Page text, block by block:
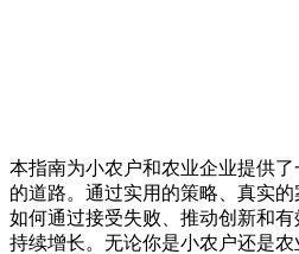
本指南为小农户和农业企业提供
的道路。通过实用的策略、真实
如何通过接受失败、推动创新和
持续增长。无论你是小农户还是